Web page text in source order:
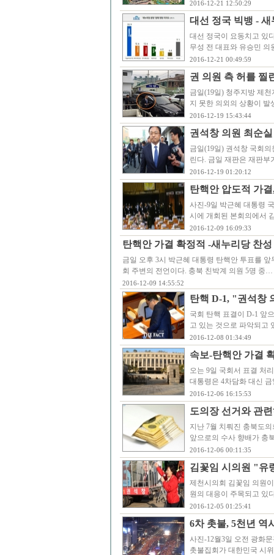
2016-12-21 12:50:29
대선 정국 빅뱅 -
대선 정국이 요동치고 있
무성 전 대표와 유승민
2016-12-21 00:49:59
권 의원 측 허를 찔
금일(19일) 청주지방 제
지 못한 의외의 상황이
2016-12-19 15:43:44
권석창 의원 최순
금일(19일) 권석창 국회
린다. 금일 재판은 재판
2016-12-19 01:20:12
탄핵안 압도적 가
사진-9일 박근혜 대통령
시에 개회된 본회의에서
2016-12-09 16:09:33
탄핵안 가결 확정적 -새누리당 찬
금일 오후 3시 박근혜 대통령 탄핵안 투표를
회 주변의 전언이다. 충북 친박계 의원 5명 중…
2016-12-09 14:55:52
탄핵 D-1, "권석창
국회 탄핵 표결이 D-1 앞
고 있는 것으로 파악되고
2016-12-08 01:34:49
속보-탄핵안 가결
오는 9일 국회서 표결 처
대통령은 4차담화 대신
2016-12-06 16:15:53
도의장 선거와 관
지난 7월 치뤄진 충북도
앞으로의 수사 향배가 충
2016-12-06 00:11:35
김꽃임 시의원 "유
제천시의회 김꽃임 의원
원의 대응이 주목되고 있
2016-12-05 01:25:41
6차 촛불, 5천년
사진-12월3일 오전 광화
촛불집회가 대한민국 시